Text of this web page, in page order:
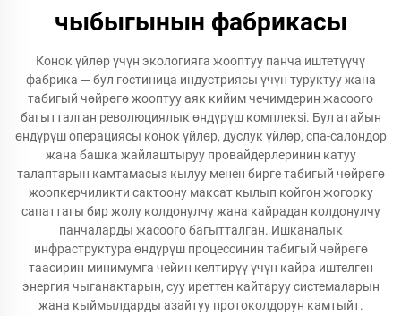
чыбыгынын фабрикасы
Конок үйлөр үчүн экологияга жооптуу панча иштетүүчү
фабрика — бул гостиница индустриясы үчүн туруктуу жана
табигый чөйрөгө жооптуу аяк кийим чечимдерин жасоого
багытталган революциялык өндүрүш комплекsi. Бул атайын
өндүрүш операциясы конок үйлөр, дуслук үйлөр, спа-салондор
жана башка жайлаштыруу провайдерлеринин катуу
талаптарын камтамасыз кылуу менен бирге табигый чөйрөгө
жоопкерчиликти сактоону максат кылып койгон жогорку
сапаттагы бир жолу колдонулчу жана кайрадан колдонулчу
панчаларды жасоого багытталган. Ишканалык
инфраструктура өндүрүш процессинин табигый чөйрөгө
таасирин минимумга чейин келтирүү үчүн кайра иштелген
энергия чыганактарын, суу иреттен кайтаруу системаларын
жана кыймылдарды азайтуу протоколдорун камтыйт.